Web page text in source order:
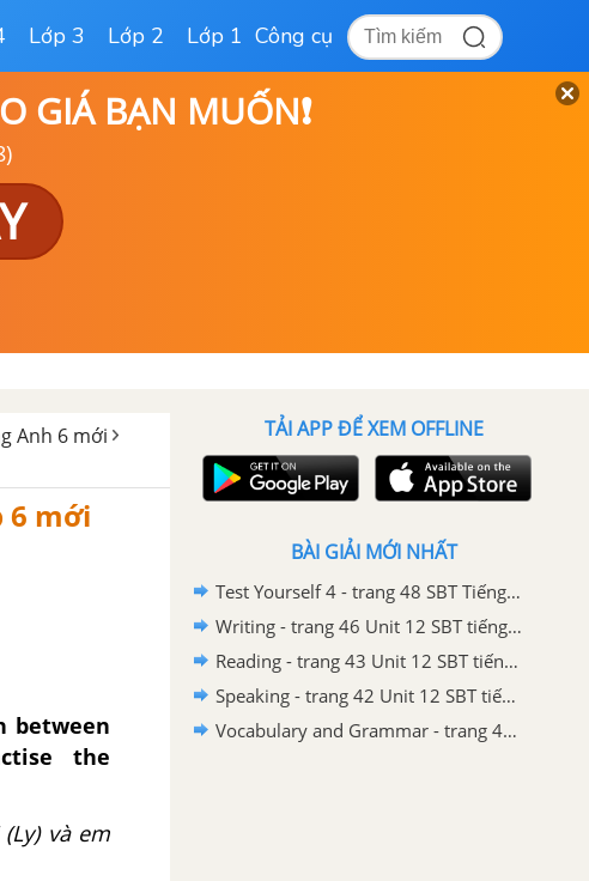
Lớp 3 Lớp 2 Lớp 1 Công cụ
GIÁ BẠN MUỐN❗
Anh 6 mới
6 mới
between
the
và em
TẢI APP ĐỂ XEM OFFLINE
BÀI GIẢI MỚI NHẤT
Test Yourself 4 - trang 48 SBT Tiếng Anh 6 mới
Writing - trang 46 Unit 12 SBT tiếng Anh lớp 6 mới
Reading - trang 43 Unit 12 SBT tiếng Anh lớp 6 mới
Speaking - trang 42 Unit 12 SBT tiếng Anh lớp 6 mới
Vocabulary and Grammar - trang 40 Unit 12 SBT tiếng Anh lớp 6 mới